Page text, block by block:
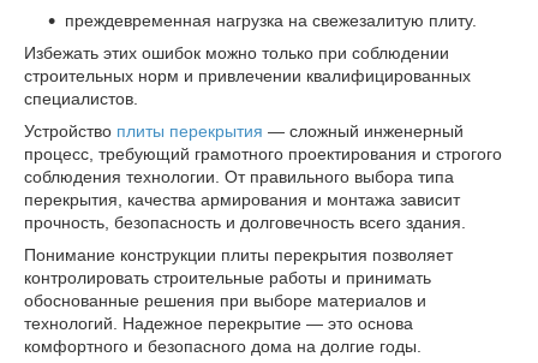
преждевременная нагрузка на свежезалитую плиту.
Избежать этих ошибок можно только при соблюдении
строительных норм и привлечении квалифицированных
специалистов.
Устройство плиты перекрытия — сложный инженерный
процесс, требующий грамотного проектирования и строгого
соблюдения технологии. От правильного выбора типа
перекрытия, качества армирования и монтажа зависит
прочность, безопасность и долговечность всего здания.
Понимание конструкции плиты перекрытия позволяет
контролировать строительные работы и принимать
обоснованные решения при выборе материалов и
технологий. Надежное перекрытие — это основа
комфортного и безопасного дома на долгие годы.